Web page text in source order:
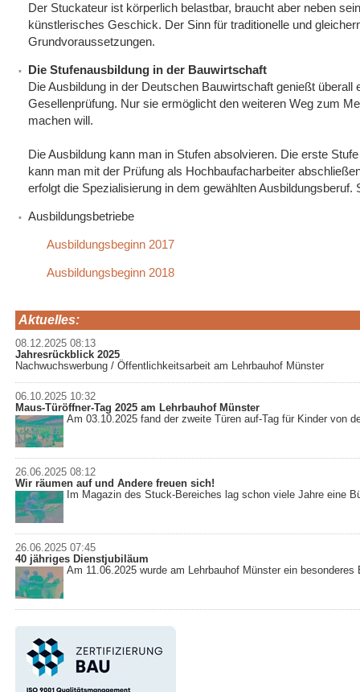
Der Stuckateur ist körperlich belastbar, braucht aber neben
künstlerisches Geschick. Der Sinn für traditionelle und
Grundvoraussetzungen.
Die Stufenausbildung in der Bauwirtschaft
Die Ausbildung in der Deutschen Bauwirtschaft genießt
Gesellenprüfung. Nur sie ermöglicht den weiteren Weg zum
machen will.
Die Ausbildung kann man in Stufen absolvieren. Die erste
kann man mit der Prüfung als Hochbaufacharbeiter
erfolgt die Spezialisierung in dem gewählten
Ausbildungsbetriebe
Ausbildungsbeginn 2017
Ausbildungsbeginn 2018
Aktuelles:
08.12.2025 08:13
Jahresrückblick 2025
Nachwuchswerbung / Öffentlichkeitsarbeit am Lehrbauhof Münster
06.10.2025 10:32
Maus-Türöffner-Tag 2025 am Lehrbauhof Münster
Am 03.10.2025 fand der zweite Türen auf-Tag für Kinder von
26.06.2025 08:12
Wir räumen auf und Andere freuen sich!
Im Magazin des Stuck-Bereiches lag schon viele Jahre eine
26.06.2025 07:45
40 jähriges Dienstjubiläum
Am 11.06.2025 wurde am Lehrbauhof Münster ein besonderes